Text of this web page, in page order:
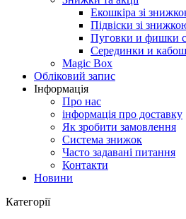
Екошкіра зі
Підвіски зі
Пуговки и фишки
Серединки и
Magic Box
Обліковий запис
Інформація
Про нас
інформація про доставку
Як зробити замовлення
Система знижок
Часто задавані питання
Контакти
Новини
Категорії